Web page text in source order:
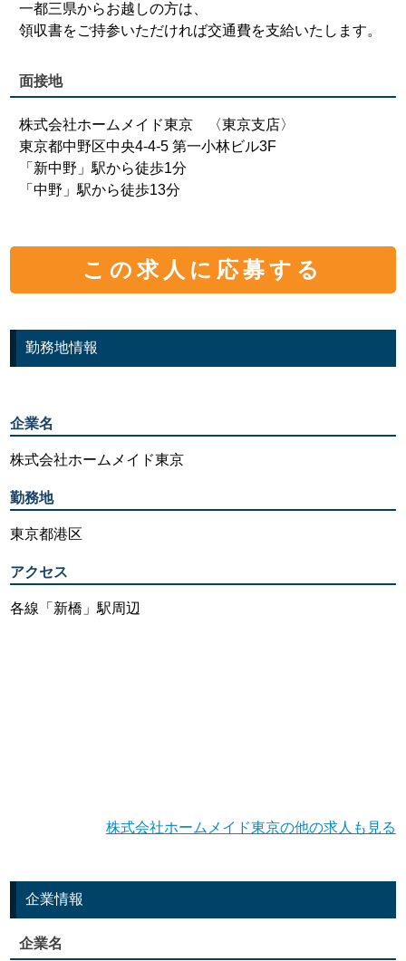
一都三県からお越しの方は、
領収書をご持参いただければ交通費を支給いたします。
面接地
株式会社ホームメイド東京 〈東京支店〉
東京都中野区中央4-4-5 第一小林ビル3F
「新中野」駅から徒歩1分
「中野」駅から徒歩13分
この求人に応募する
勤務地情報
企業名
株式会社ホームメイド東京
勤務地
東京都港区
アクセス
各線「新橋」駅周辺
株式会社ホームメイド東京の他の求人も見る
企業情報
企業名